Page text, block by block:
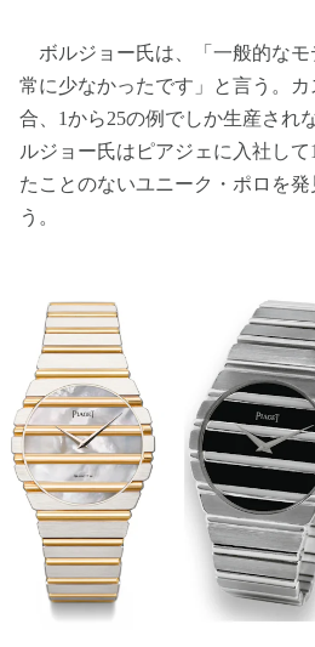
ボルジョー氏は、「一般的なモ
常に少なかったです」と言う。
合、1から25の例でしか生産され
ルジョー氏はピアジェに入社し
たことのないユニーク・ポロを
う。